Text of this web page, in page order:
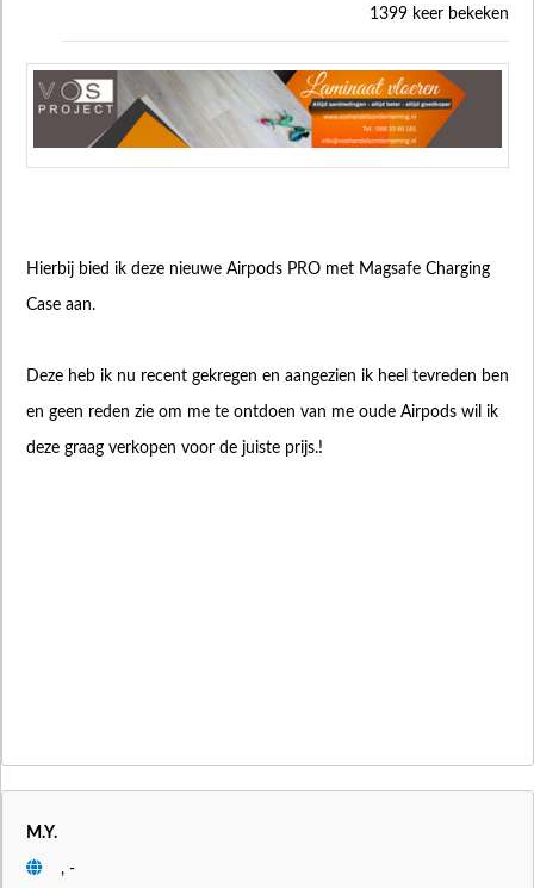
1399 keer bekeken
Hierbij bied ik deze nieuwe Airpods PRO met Magsafe Charging
Case aan.
Deze heb ik nu recent gekregen en aangezien ik heel tevreden ben
en geen reden zie om me te ontdoen van me oude Airpods wil ik
deze graag verkopen voor de juiste prijs.!
M.Y.
, -